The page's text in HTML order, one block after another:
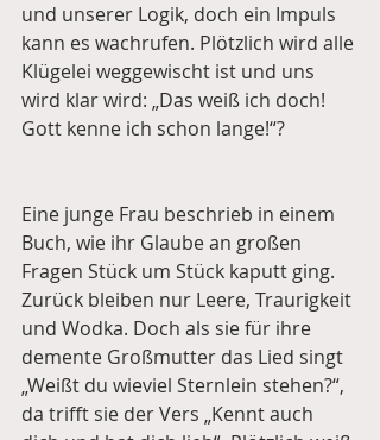
und unserer Logik, doch ein Impuls
kann es wachrufen. Plötzlich wird alle
Klügelei weggewischt ist und uns
wird klar wird: „Das weiß ich doch!
Gott kenne ich schon lange!“?
Eine junge Frau beschrieb in einem
Buch, wie ihr Glaube an großen
Fragen Stück um Stück kaputt ging.
Zurück bleiben nur Leere, Traurigkeit
und Wodka. Doch als sie für ihre
demente Großmutter das Lied singt
„Weißt du wieviel Sternlein stehen?“,
da trifft sie der Vers „Kennt auch